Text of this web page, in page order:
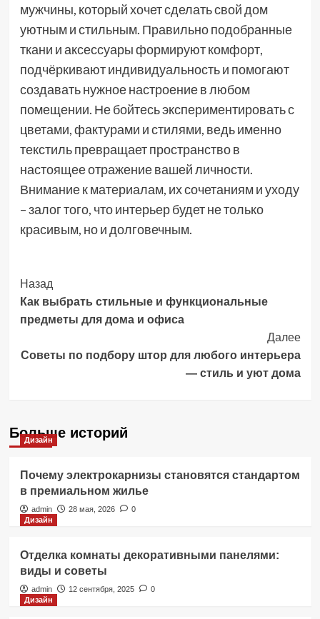
мужчины, который хочет сделать свой дом
уютным и стильным. Правильно подобранные
ткани и аксессуары формируют комфорт,
подчёркивают индивидуальность и помогают
создавать нужное настроение в любом
помещении. Не бойтесь экспериментировать с
цветами, фактурами и стилями, ведь именно
текстиль превращает пространство в
настоящее отражение вашей личности.
Внимание к материалам, их сочетаниям и уходу
– залог того, что интерьер будет не только
красивым, но и долговечным.
Post
Navigation
Назад
Как выбрать стильные и функциональные
предметы для дома и офиса
Далее
Советы по подбору штор для любого интерьера
— стиль и уют дома
Больше историй
Дизайн
Почему электрокарнизы становятся стандартом
в премиальном жилье
admin 28 мая, 2026
0
Дизайн
Отделка комнаты декоративными панелями:
виды и советы
admin 12 сентября, 2025
0
Дизайн